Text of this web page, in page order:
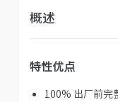
概述
特性优点
100% 出厂前完